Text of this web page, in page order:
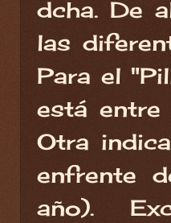
dcha. De
las
Para el
está entre
Otra
enfrente
año).